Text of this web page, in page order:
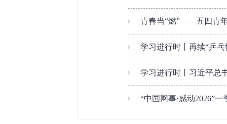
青春当“燃”——五四青
学习进行时丨再续“乒
学习进行时丨习近平总
“中国网事·感动2026”